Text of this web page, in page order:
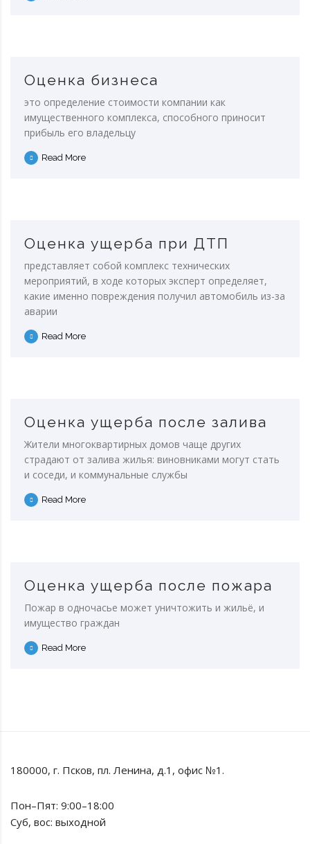
Оценка бизнеса
это определение стоимости компании как
имущественного комплекса, способного приносит
прибыль его владельцу
Read More
Оценка ущерба при ДТП
представляет собой комплекс технических
мероприятий, в ходе которых эксперт определяет,
какие именно повреждения получил автомобиль из-за
аварии
Read More
Оценка ущерба после залива
Жители многоквартирных домов чаще других
страдают от залива жилья: виновниками могут стать
и соседи, и коммунальные службы
Read More
Оценка ущерба после пожара
Пожар в одночасье может уничтожить и жильё, и
имущество граждан
Read More
180000, г. Псков, пл. Ленина, д.1, офис №1.
Пон–Пят: 9:00–18:00
Суб, вос: выходной